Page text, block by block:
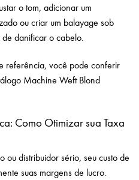
o tom, adicionar um
ou criar um balayage sob
danificar o cabelo.
referência, você pode conferir
Machine Weft Blond
Como Otimizar sua Taxa
distribuidor sério, seu custo de
suas margens de lucro.